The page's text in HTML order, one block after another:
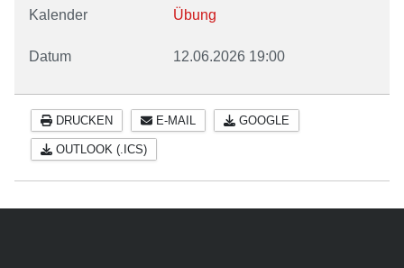
Kalender Übung
Datum 12.06.2026 19:00
DRUCKEN E-MAIL GOOGLE
OUTLOOK (.ICS)